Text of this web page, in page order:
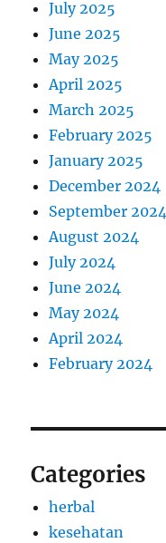
July 2025
June 2025
May 2025
April 2025
March 2025
February 2025
January 2025
December 2024
September 2024
August 2024
July 2024
June 2024
May 2024
April 2024
February 2024
Categories
herbal
kesehatan